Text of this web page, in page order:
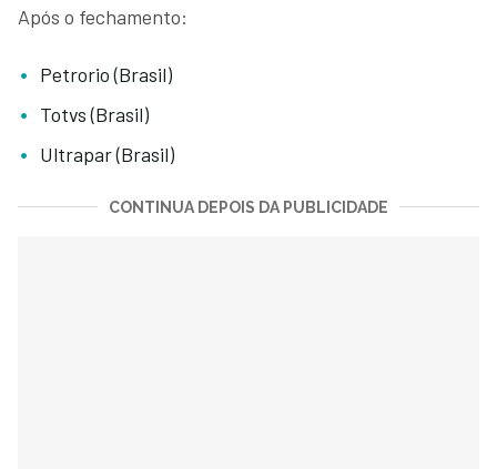
Após o fechamento:
Petrorio (Brasil)
Totvs (Brasil)
Ultrapar (Brasil)
CONTINUA DEPOIS DA PUBLICIDADE